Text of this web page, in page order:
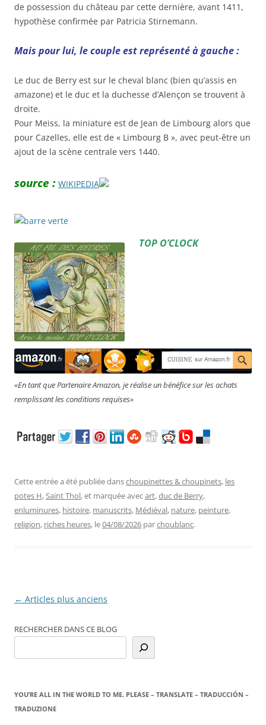
de possession du château par cette dernière, avant 1411,
hypothèse confirmée par Patricia Stirnemann.
Mais pour lui, le couple est représenté à gauche :
Le duc de Berry est sur le cheval blanc (bien qu’assis en
amazone) et le duc et la duchesse d’Alençon se trouvent à
droite.
Pour Meiss, la miniature est de Jean de Limbourg alors que
pour Cazelles, elle est de « Limbourg B », avec peut-être un
ajout de la scène centrale vers 1440.
source : WIKIPEDIA
TOP O’CLOCK
«En tant que Partenaire Amazon, je réalise un bénéfice sur les achats
remplissant les conditions requises»
Cette entrée a été publiée danschoupinettes & choupinets, les
potes H, Saint Thol, et marquée avecart,duc de Berry,
enluminures, histoire, manuscrits, Médiéval, nature, peinture,
religion, riches heures, le04/08/2026 parchoublanc.
Navigation
articles
← Articles plus anciens
RECHERCHER DANS CE BLOG
YOU’RE ALL IN THE WORLD TO ME. PLEASE – TRANSLATE – TRADUCCIÓN –
TRADUZIONE